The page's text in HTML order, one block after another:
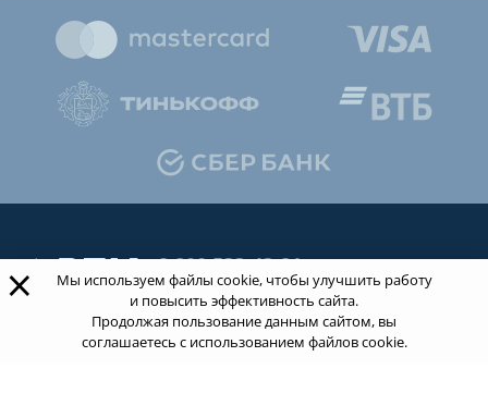
8 800 533-43-21
звонок по России бесплатный
Обращаясь к нам за услугами, вы даете согласие
×
Мы используем файлы cookie, чтобы улучшить работу
и повысить эффективность сайта.
Продолжая пользование данным сайтом, вы
соглашаетесь с использованием файлов cookie.